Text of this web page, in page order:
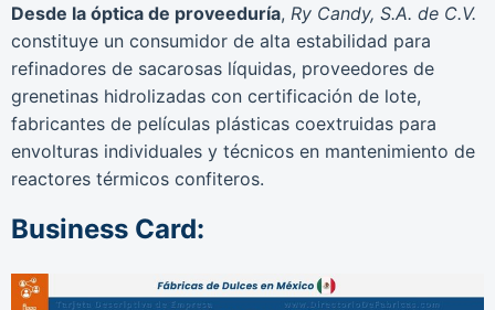
Desde la óptica de proveeduría, Ry Candy, S.A. de C.V.
constituye un consumidor de alta estabilidad para
refinadores de sacarosas líquidas, proveedores de
grenetinas hidrolizadas con certificación de lote,
fabricantes de películas plásticas coextruidas para
envolturas individuales y técnicos en mantenimiento de
reactores térmicos confiteros.
Business Card: